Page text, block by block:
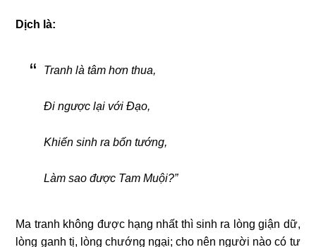
Dịch là:
Tranh là tâm hơn thua,
Ði ngược lại với Ðạo,
Khiến sinh ra bốn tướng,
Làm sao được Tam Muội?”
Ma tranh không được hạng nhất thì sinh ra lòng giận dữ,
lòng ganh tị, lòng chướng ngại; cho nên người nào có tư